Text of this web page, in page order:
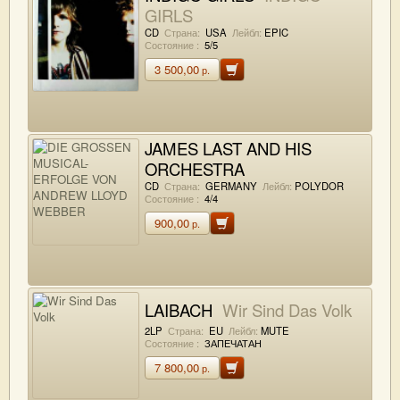
GIRLS
CD Страна: USA Лейбл: EPIC
Состояние : 5/5
3 500,00р.
JAMES LAST AND HIS
ORCHESTRA
DIE GROSSEN MUSICAL-
ERFOLGE VON ANDREW
LLOYD WEBBER
CD Страна: GERMANY Лейбл: POLYDOR
Состояние : 4/4
900,00р.
LAIBACH Wir Sind Das Volk
2LP Страна: EU Лейбл: MUTE
Состояние : ЗАПЕЧАТАН
7 800,00р.